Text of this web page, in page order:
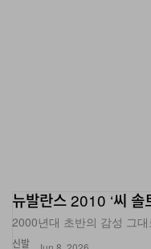
신발
뉴발란스 2010 ‘씨 솔
2000년대 초반의 감성 그대